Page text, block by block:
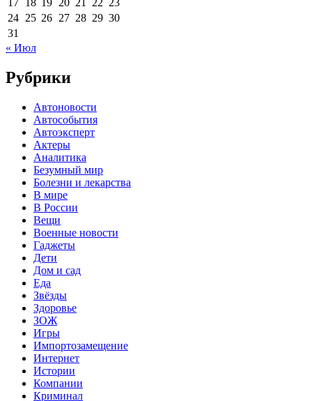
17 18 19 20 21 22 23
24 25 26 27 28 29 30
31
« Июл
Рубрики
Автоновости
Автособытия
Автоэксперт
Актеры
Аналитика
Безумный мир
Болезни и лекарства
В мире
В России
Вещи
Военные новости
Гаджеты
Дети
Дом и сад
Еда
Звёзды
Здоровье
ЗОЖ
Игры
Импортозамещение
Интернет
Истории
Компании
Криминал